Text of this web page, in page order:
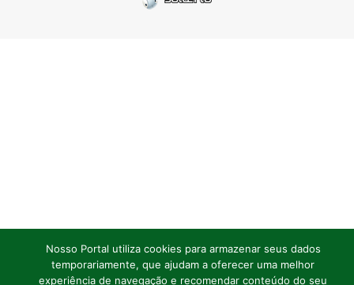
Nosso Portal utiliza cookies para armazenar seus dados
temporariamente, que ajudam a oferecer uma melhor
experiência de navegação e recomendar conteúdo do seu